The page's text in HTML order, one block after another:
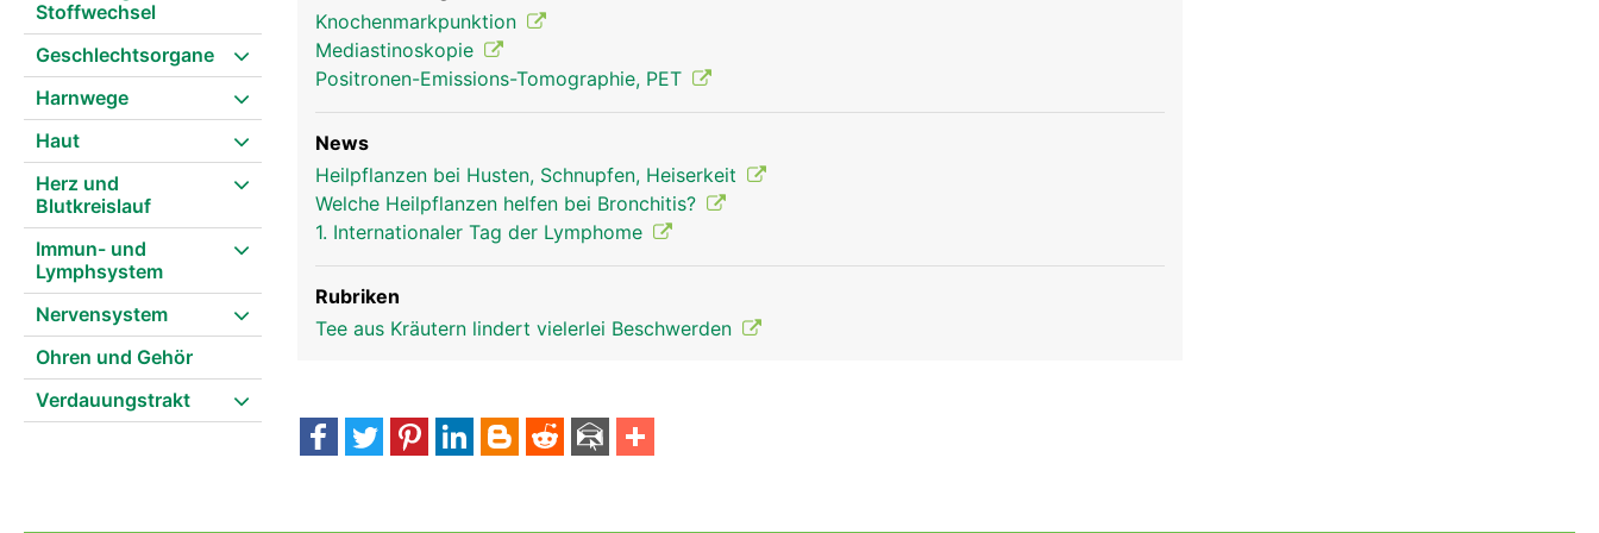
Stoffwechsel
Geschlechtsorgane
Harnwege
Haut
Herz und
Blutkreislauf
Immun- und
Lymphsystem
Nervensystem
Ohren und Gehör
Verdauungstrakt
Thymusdrüse Frau Thymusdrüse Mann
Knochenmarkpunktion
Mediastinoskopie
Positronen-Emissions-Tomographie, PET
News
Heilpflanzen bei Husten, Schnupfen, Heiserkeit
Welche Heilpflanzen helfen bei Bronchitis?
1. Internationaler Tag der Lymphome
Rubriken
Tee aus Kräutern lindert vielerlei Beschwerden